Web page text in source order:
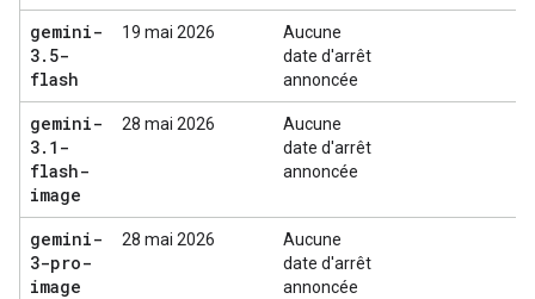
gemini-
3. 5-
flash
19 mai 2026
Aucune
date d'arrêt
annoncée
gemini-
3. 1-
flash-
image
28 mai 2026
Aucune
date d'arrêt
annoncée
gemini-
3-pro-
image
28 mai 2026
Aucune
date d'arrêt
annoncée